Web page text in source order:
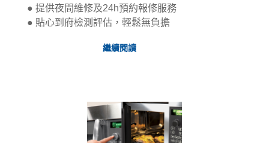
● 提供夜間維修及24h預約報修服務
● 貼心到府檢測評估，輕鬆無負擔
前
業
服
務
繼續閱讀